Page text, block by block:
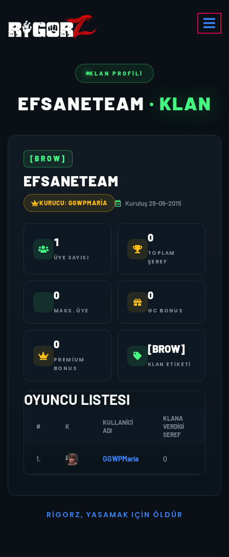
KLAN PROFILI
EFSANETEAM · KLAN
[BROW]
EFSANETEAM
KURUCU: GGWPMARIA Kuruluş 29-06-2015
1
ÜYE SAYISI
0
TOPLAM
ŞEREF
0
MAKS. ÜYE
0
GC BONUS
0
PREMIUM
BONUS
[BROW]
KLAN ETIKETI
OYUNCU LISTESI
# K
KULLANICI
ADI
KLANA
VERDIGI
SEREF
1. GGWPMaria 0
R I G O R Z, YASAMAK I ÇI N Ö L D Ü R